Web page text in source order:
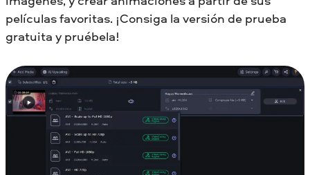
películas favoritas. ¡Consiga la versión de prueba
gratuita y pruébela!